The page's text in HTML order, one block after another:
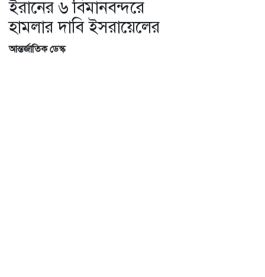
ইরানের ৬ বিমানবন্দরে
হামলার দাবি ইসরায়েলের
আন্তর্জাতিক ডেস্ক